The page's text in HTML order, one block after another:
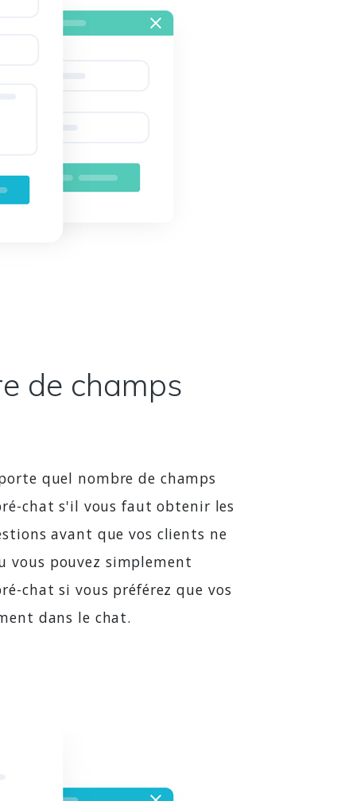
de champs
quel nombre de champs
chat s'il vous faut obtenir les
avant que vos clients ne
vous pouvez simplement
chat si vous préférez que vos
dans le chat.